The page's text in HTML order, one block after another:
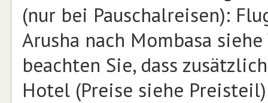
(nur bei Pauschalreisen):
Arusha nach Mombasa
beachten Sie, dass
Hotel (Preise siehe